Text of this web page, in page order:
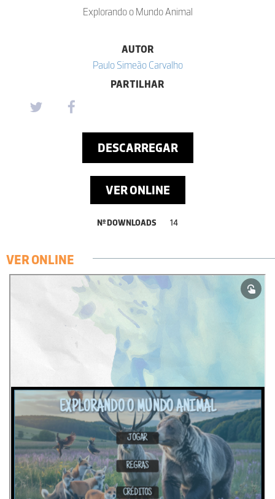
Explorando o Mundo Animal
AUTOR
Paulo Simeão Carvalho
PARTILHAR
DESCARREGAR
VER ONLINE
Nº DOWNLOADS 14
VER ONLINE